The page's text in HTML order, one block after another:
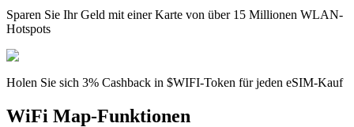
Sparen Sie Ihr Geld mit einer Karte von über 15 Millionen WLAN-
Hotspots
Holen Sie sich 3% Cashback in $WIFI-Token für jeden eSIM-Kauf
WiFi Map-Funktionen